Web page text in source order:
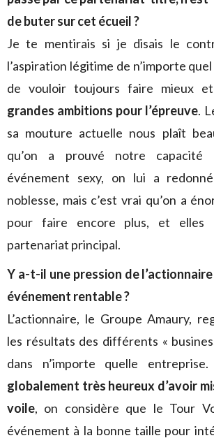
de buter sur cet écueil ?
Je te mentirais si je disais le
l’aspiration légitime de n’importe
de vouloir toujours faire mieux et
grandes ambitions pour l’épreuve.
sa mouture actuelle nous plaît
qu’on a prouvé notre capacité
événement sexy, on lui a
noblesse, mais c’est vrai qu’on a
pour faire encore plus, et elles
partenariat principal.
Y a-t-il une pression de
événement rentable ?
L’actionnaire, le Groupe Amaury,
les résultats des différents «
dans n’importe quelle
globalement très heureux d’avoir
voile, on considère que le Tour
événement à la bonne taille pour